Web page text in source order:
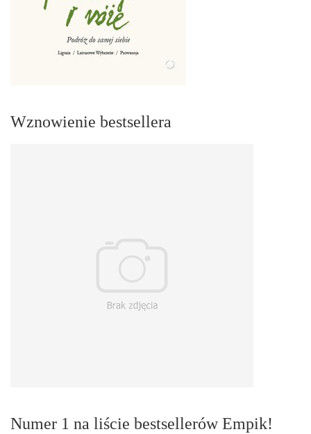
Wznowienie bestsellera
Numer 1 na liście bestsellerów Empik!